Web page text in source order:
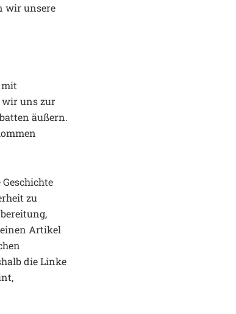
wir unsere
mit
wir uns zur
äußern.
zu
Artikel
die Linke